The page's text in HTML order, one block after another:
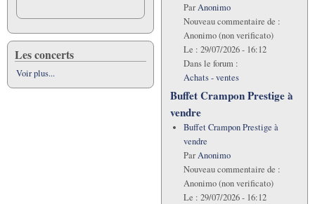
Les concerts
Voir plus...
ParAnonimo
Nouveau commentaire de :
Anonimo (non verificato)
Le : 29/07/2026 - 16:12
Dans le forum :
Achats - ventes
Buffet Crampon Prestige à
vendre
Buffet Crampon Prestige à
vendre
ParAnonimo
Nouveau commentaire de :
Anonimo (non verificato)
Le : 29/07/2026 - 16:12